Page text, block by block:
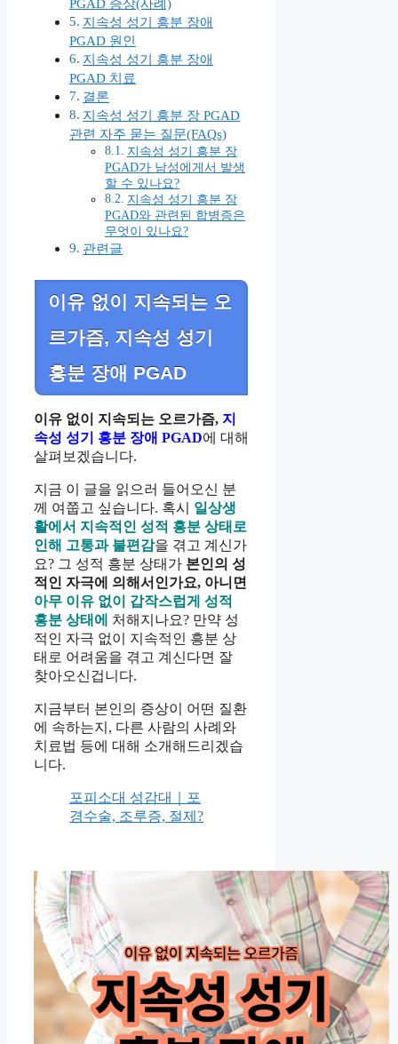
지속성 성기 흥분 장애
PGAD 원인
지속성 성기 흥분 장애
PGAD 치료
결론
지속성 성기 흥분 장 PGAD
관련 자주 묻는 질문(FAQs)
지속성 성기 흥분 장
PGAD가 남성에게서 발생
할 수 있나요?
지속성 성기 흥분 장
PGAD와 관련된 합병증은
무엇이 있나요?
관련글
이유 없이 지속되는 오
르가즘, 지속성 성기
흥분 장애 PGAD
이유 없이 지속되는 오르가즘, 지
속성 성기 흥분 장애 PGAD에 대해
살펴보겠습니다.
지금 이 글을 읽으러 들어오신 분
께 여쭙고 싶습니다. 혹시 일상생
활에서 지속적인 성적 흥분 상태로
인해 고통과 불편감을 겪고 계신가
요? 그 성적 흥분 상태가 본인의 성
적인 자극에 의해서인가요, 아니면
아무 이유 없이 갑작스럽게 성적
흥분 상태에
처해지나요? 만약 성
적인 자극 없이 지속적인 흥분 상
태로 어려움을 겪고 계신다면 잘
찾아오신겁니다.
지금부터 본인의 증상이 어떤 질환
에 속하는지, 다른 사람의 사례와
치료법 등에 대해 소개해드리겠습
니다.
포피소대 성감대｜포
경수술, 조루증, 절제?